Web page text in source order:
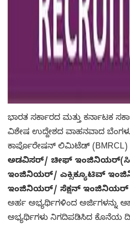
ಭಾರತ ಸರ್ಕಾರದ ಮತ್ತು ಕರ್ನಾಟಕ
ವಿಶೇಷ ಉದ್ದೇಶದ ವಾಹನವಾದ
ಕಾರ್ಪೊರೇಷನ್ ಲಿಮಿಟೆಡ್ (BMRCL)
ಅಡವಿಸರ್/ ಚೀಫ್
ಇಂಜಿನಿಯರ್/ ಎಕ್ಸಿಕ್ಯೂಟಿವ್
ಇಂಜಿನಿಯರ್/ ಸೆಕ್ಷನ್ ಇಂಜಿನಿಯರ್
ಅರ್ಹ ಅಭ್ಯರ್ಥಿಗಳಿಂದ ಅರ್ಜಿಗಳನ್ನು
ಅಭ್ಯರ್ಥಿಗಳು ನಿಗದಿಪಡಿಸಿದ ಕೊನೆಯ